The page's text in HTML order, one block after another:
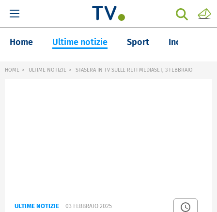
Home Ultime notizie Sport Inchieste
HOME ULTIME NOTIZIE STASERA IN TV SULLE RETI MEDIASET, 3 FEBBRAIO
ULTIME NOTIZIE 03 FEBBRAIO 2025